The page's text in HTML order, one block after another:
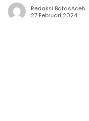
Redaksi BatasAceh
27 Februari 2024